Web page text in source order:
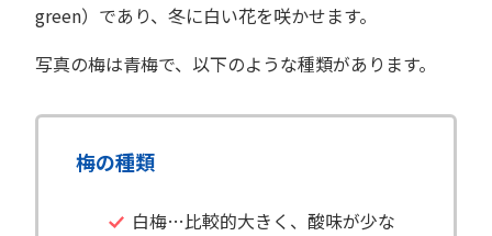
green）であり、冬に白い花を咲かせます。
写真の梅は青梅で、以下のような種類があります。
梅の種類
白梅…比較的大きく、酸味が少な